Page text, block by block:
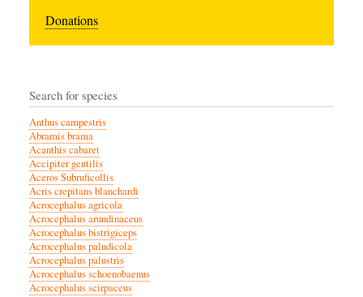
Donations
Search for species
Anthus campestris
Abramis brama
Acanthis cabaret
Accipiter gentilis
Aceros Subruficollis
Acris crepitans blanchardi
Acrocephalus agricola
Acrocephalus arundinaceus
Acrocephalus bistrigiceps
Acrocephalus paludicola
Acrocephalus palustris
Acrocephalus schoenobaenus
Acrocephalus scirpaceus